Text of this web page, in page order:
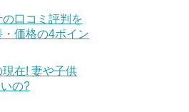
の口コミ評判を
価格の4ポイン
在! 妻や子供
の?